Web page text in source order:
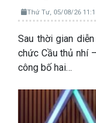
Thứ Tư, 05/08/26
Sau thời gian
chức Cầu thủ nhí
công bố hai…